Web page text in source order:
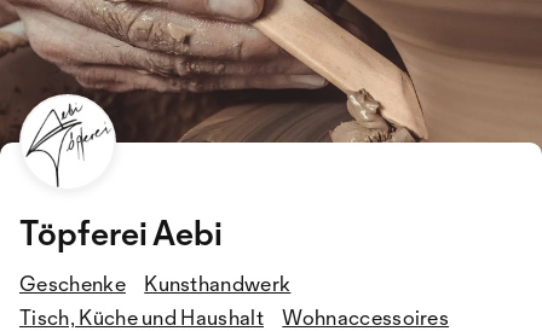
Töpferei Aebi
Geschenke
Kunsthandwerk
Tisch, Küche und Haushalt
Wohnaccessoires